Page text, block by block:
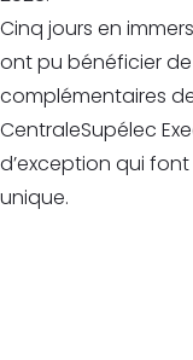
Cinq jours en
ont pu bénéficier de
complémentaires
CentraleSupélec
d’exception qui
unique.